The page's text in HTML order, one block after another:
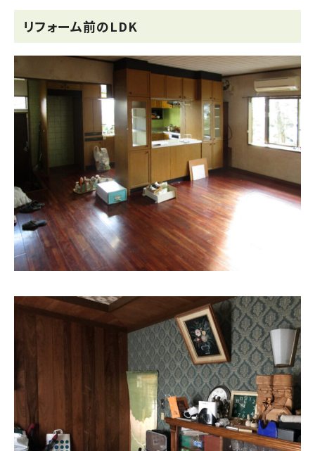
リフォーム前のLDK